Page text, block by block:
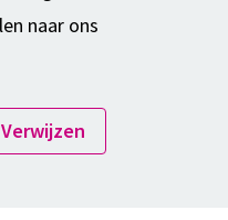
naar ons
Verwijzen